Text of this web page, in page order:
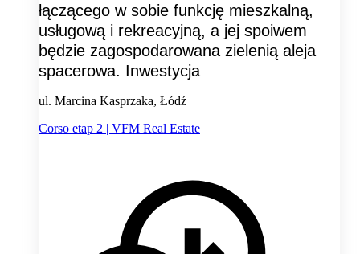
łączącego w sobie funkcję mieszkalną,
usługową i rekreacyjną, a jej spoiwem
będzie zagospodarowana zielenią aleja
spacerowa. Inwestycja
ul. Marcina Kasprzaka, Łódź
Corso etap 2 | VFM Real Estate